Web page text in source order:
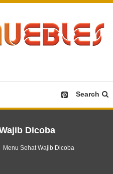
Search
Dicoba
Menu Sehat Wajib Dicoba